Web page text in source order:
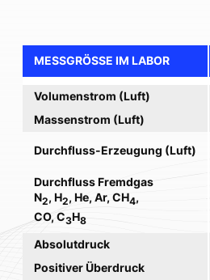
MESSGRÖSSE IM LABOR
Volumenstrom (Luft)
Massenstrom (Luft)
Durchfluss-Erzeugung (Luft)
Durchfluss Fremdgas
N2, H2, He, Ar, CH4,
CO, C3H8
Absolutdruck
Positiver Überdruck